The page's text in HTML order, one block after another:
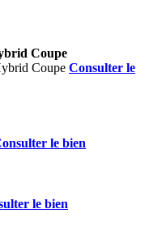
Coupe
Consulter le
le bien
le bien